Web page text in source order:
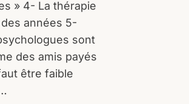
» 4- La thérapie
années 5-
sont
des amis payés
être faible